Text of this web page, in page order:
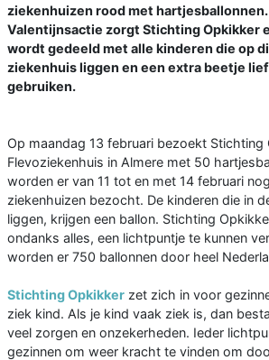
ziekenhuizen rood met
Valentijnsactie zorgt Stichting Opkikker
wordt gedeeld met alle kinderen die op
ziekenhuis liggen en een extra beetje
gebruiken.
Op maandag 13 februari bezoekt Stichting
Flevoziekenhuis in Almere met 50
worden er van 11 tot en met 14 februari
ziekenhuizen bezocht. De kinderen die in
liggen, krijgen een ballon. Stichting
ondanks alles, een lichtpuntje te kunnen
worden er 750 ballonnen door heel
Stichting Opkikker zet zich in voor
ziek kind. Als je kind vaak ziek is, dan
veel zorgen en onzekerheden. Ieder
gezinnen om weer kracht te vinden om